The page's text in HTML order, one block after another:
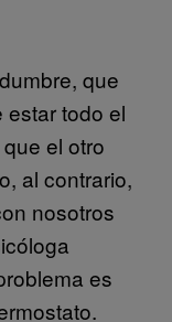
que
todo el
el otro
al contrario,
nosotros
es